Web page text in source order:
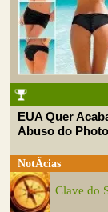
EUA Quer
Abuso do
NotÃ­cias
Clave do